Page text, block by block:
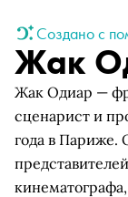
Создано с
Жак
Жак Одиар —
сценарист и
года в Париже.